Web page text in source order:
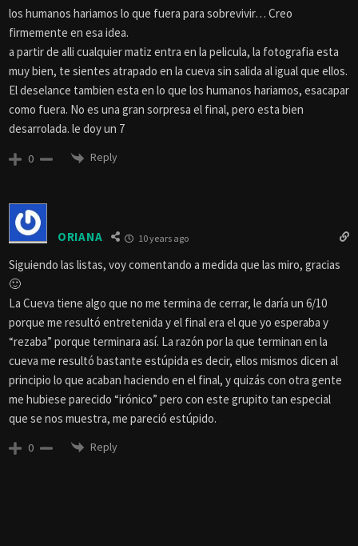
los humanos hariamos lo que fuera para sobrevivir… Creo
firmemente en esa idea.
a partir de alli cualquier matiz entra en la pelicula, la fotografia esta
muy bien, te sientes atrapado en la cueva sin salida al igual que ellos.
El deselance tambien esta en lo que los humanos hariamos, esacapar
como fuera. No es una gran sorpresa el final, pero esta bien
desarrolada. le doy un 7
0 Reply
ORIANA 10 years ago
Siguiendo las listas, voy comentando a medida que las miro, gracias
🙂
La Cueva tiene algo que no me termina de cerrar, le daría un 6/10
porque me resultó entretenida y el final era el que yo esperaba y
“rezaba” porque terminara así. La razón por la que terminan en la
cueva me resultó bastante estúpida es decir, ellos mismos dicen al
principio lo que acaban haciendo en el final, y quizás con otra gente
me hubiese parecido “irónico” pero con este grupito tan especial
que se nos muestra, me pareció estúpido.
0 Reply